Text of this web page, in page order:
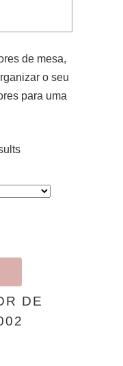
de mesa,
o seu
para uma
DE